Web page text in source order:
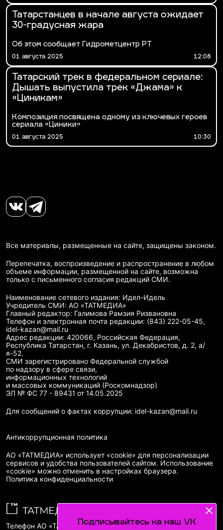
Татарстанцев в начале августа ожидает
30-градусная жара
Об этом сообщает Гидрометцентр РТ
01 августа 2025 12:08
Татарский трек в федеральном сериале:
Дышать выпустила трек «Джама» к
«Циникам»
Композиция посвящена одному из ключевых героев
сериала «Циники»
01 августа 2025 10:30
Подписывайтесь на наш VK
Все материалы, размещенные на сайте, защищены законом.
Перепечатка, воспроизведение и распространение в любом
объеме информации, размещенной на сайте, возможна
только с письменного согласия редакций СМИ.
Наименование сетевого издания: Идел-Идель
Учредитель СМИ: АО «ТАТМЕДИА»
Главный редактор: Галимова Рамзия Ризвановна
Телефон и электронная почта редакции: (843) 222-05-45,
idel-kazan@mail.ru
Адрес редакции: 420066, Российская Федерация,
Республика Татарстан, г. Казань, ул. Декабристов, д. 2, а/
я-52.
СМИ зарегистрировано Федеральной службой
по надзору в сфере связи,
информационных технологий
и массовых коммуникаций (Роскомнадзор)
ЭЛ № ФС 77 - 89431 от 14.05.2025
Для сообщений о фактах коррупции: idel-kazan@mail.ru
Антикоррупционная политика
АО «ТАТМЕДИА» использует «cookie» для персонализации
сервисов и удобства пользователей сайтом. Использование
«cookie» можно отменить в настройках браузера.
Политика конфиденциальности
Телефон АО «ТАТМЕДИА»:(843) 222 09 84